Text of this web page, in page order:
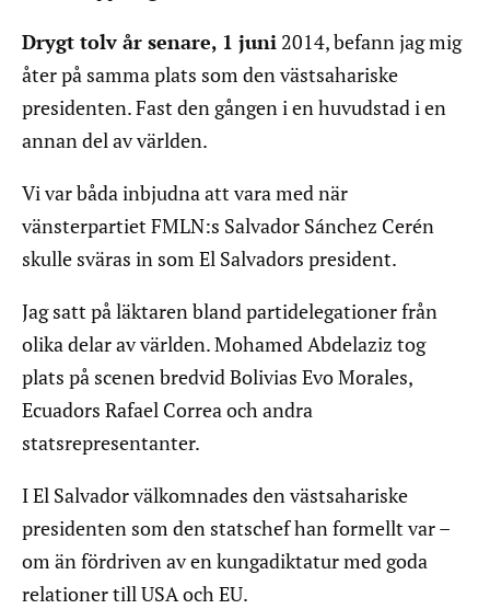
Drygt tolv år senare, 1 juni 2014, befann jag mig
åter på samma plats som den västsahariske
presidenten. Fast den gången i en huvudstad i en
annan del av världen.
Vi var båda inbjudna att vara med när
vänsterpartiet FMLN:s Salvador Sánchez Cerén
skulle sväras in som El Salvadors president.
Jag satt på läktaren bland partidelegationer från
olika delar av världen. Mohamed Abdelaziz tog
plats på scenen bredvid Bolivias Evo Morales,
Ecuadors Rafael Correa och andra
statsrepresentanter.
I El Salvador välkomnades den västsahariske
presidenten som den statschef han formellt var –
om än fördriven av en kungadiktatur med goda
relationer till USA och EU.